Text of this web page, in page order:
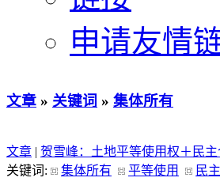
申请友情
文章 » 关键词 » 集体所有
文章 | 贺雪峰：土地平等使用权＋民
关键词:
集体所有 平等使用 民